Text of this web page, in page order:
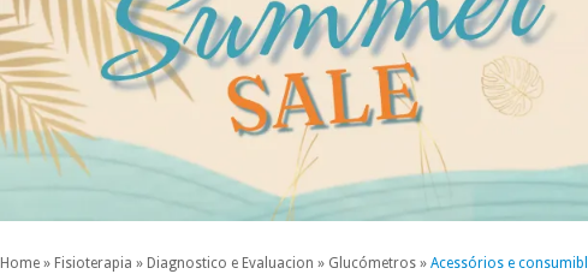
Home » Fisioterapia » Diagnostico e Evaluacion » Glucómetros » Acessórios e